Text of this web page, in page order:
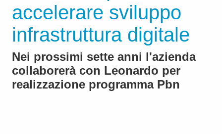
accelerare sviluppo
infrastruttura digitale
Nei prossimi sette anni l'azienda
collaborerà con Leonardo per
realizzazione programma Pbn